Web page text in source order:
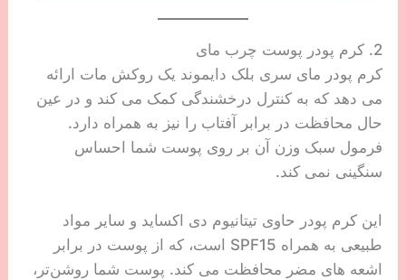
2. کرم پودر پوست چرب مای
کرم پودر مای سری بلک دایموند یک روکش مات ارائه
می دهد که به کنترل درخشندگی کمک می کند و در عین
حال محافظت در برابر آفتاب را نیز به همراه دارد.
فرمول سبک وزن آن بر روی پوست شما احساس
سنگینی نمی کند.
این کرم پودر حاوی تیتانیوم دی اکساید و سایر مواد
طبیعی به همراه SPF15 است، که از پوست در برابر
اشعه های مضر محافظت می کند. پوست شما روشن‌تر،